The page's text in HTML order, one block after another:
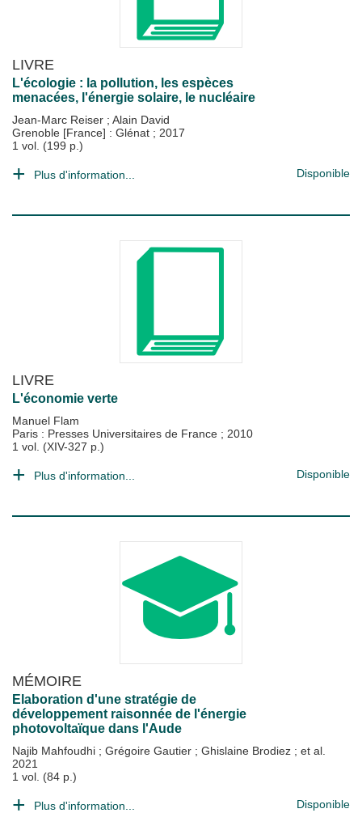
LIVRE
L'écologie : la pollution, les espèces
menacées, l'énergie solaire, le nucléaire
Jean-Marc Reiser ; Alain David
Grenoble [France] : Glénat ; 2017
1 vol. (199 p.)
Plus d'information... Disponible
LIVRE
L'économie verte
Manuel Flam
Paris : Presses Universitaires de France ; 2010
1 vol. (XIV-327 p.)
Plus d'information... Disponible
MÉMOIRE
Elaboration d'une stratégie de
développement raisonnée de l'énergie
photovoltaïque dans l'Aude
Najib Mahfoudhi ; Grégoire Gautier ; Ghislaine Brodiez ; et al.
2021
1 vol. (84 p.)
Plus d'information... Disponible